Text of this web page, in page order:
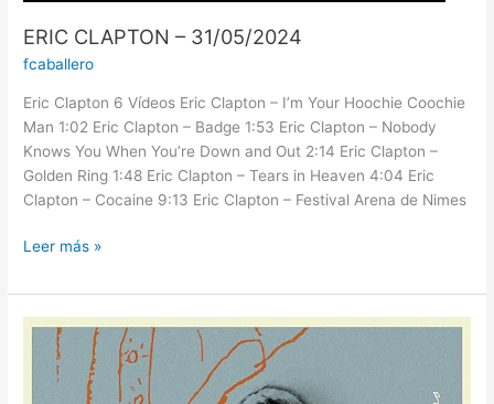
ERIC CLAPTON – 31/05/2024
fcaballero
Eric Clapton 6 Vídeos Eric Clapton – I’m Your Hoochie Coochie
Man 1:02 Eric Clapton – Badge 1:53 Eric Clapton – Nobody
Knows You When You’re Down and Out 2:14 Eric Clapton –
Golden Ring 1:48 Eric Clapton – Tears in Heaven 4:04 Eric
Clapton – Cocaine 9:13 Eric Clapton – Festival Arena de Nimes
Leer más »
24
NIGHTS:
BLUES